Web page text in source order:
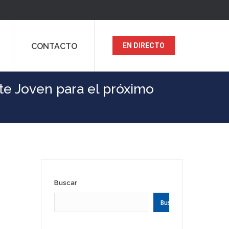
CONTACTO EN DIRECTO
Joven para el próximo
Buscar
Buscar